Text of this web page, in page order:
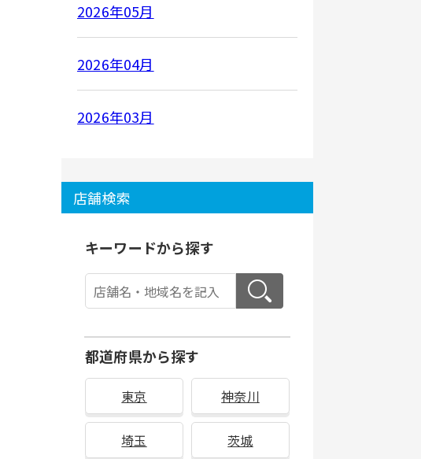
2026年05月
2026年04月
2026年03月
店舗検索
キーワードから探す
都道府県から探す
東京 神奈川
埼玉 茨城